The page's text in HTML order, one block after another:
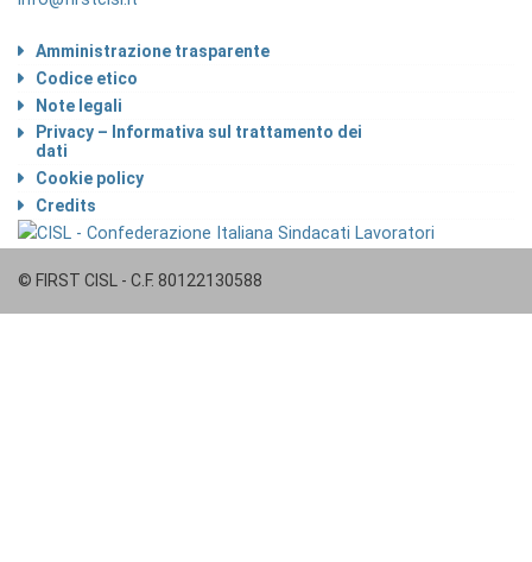
Amministrazione trasparente
Codice etico
Note legali
Privacy – Informativa sul trattamento dei
dati
Cookie policy
Credits
© FIRST CISL - C.F. 80122130588